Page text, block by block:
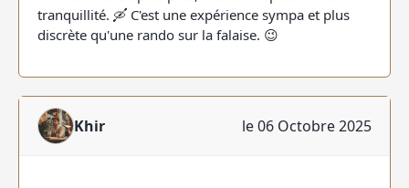
tranquillité. 🛶 C'est une expérience sympa et plus
discrète qu'une rando sur la falaise. 😉
Khir le 06 Octobre 2025